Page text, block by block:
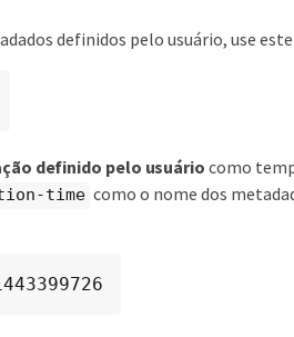
definidos pelo usuário, use
definido pelo usuário como
time como o nome dos